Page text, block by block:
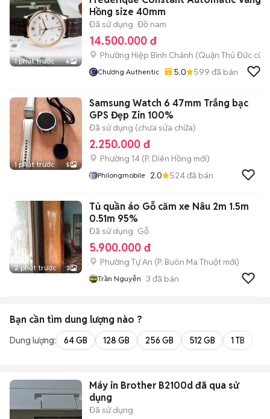
1 phút trước 6
Hồng size 40mm
Đã sử dụng Đồ nam
14.500.000 đ
Phường Hiệp Bình Chánh (Quận Thủ Đức cũ)
Chương Authentic 5.0 599 đã bán
1 phút trước 5
Samsung Watch 6 47mm Trắng bạc
GPS Đẹp Zin 100%
Đã sử dụng (chưa sửa chữa)
2.250.000 đ
Phường 14 (P. Diên Hồng mới)
Philongmobile 2.0 524đã bán
2 phút trước 3
Tủ quần áo Gỗ căm xe Nâu 2m 1.5m
0.51m 95%
Đã sử dụng Gỗ
5.900.000 đ
Phường Tự An (P. Buôn Ma Thuột mới)
Trần Nguyễn 3 đã bán
Bạn cần tìm dung lượng nào ?
Dung lượng: 64 GB 128 GB 256 GB 512 GB 1 TB
Máy in Brother B2100d đã qua sử
dụng
Đã sử dụng